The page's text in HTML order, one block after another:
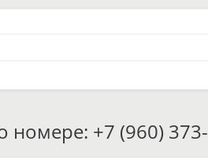
+7 (960)